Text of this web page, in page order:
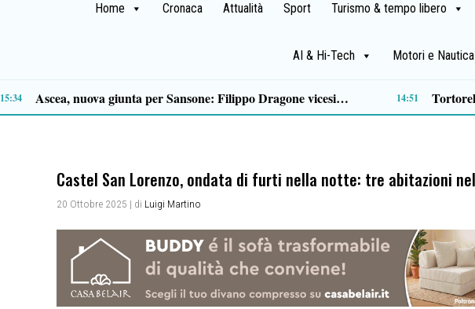
Home Cronaca Attualità Sport Turismo & tempo libero
AI & Hi-Tech Motori e Nautica
13:22 13:01
Castel San Lorenzo, ondata di furti nella notte: tre abitazioni
20 Ottobre 2025 | di Luigi Martino